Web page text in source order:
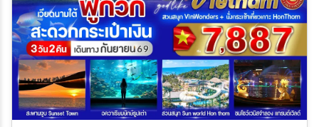
สายการบิน
ตั้งแต่วันที่
ถึงวันที่